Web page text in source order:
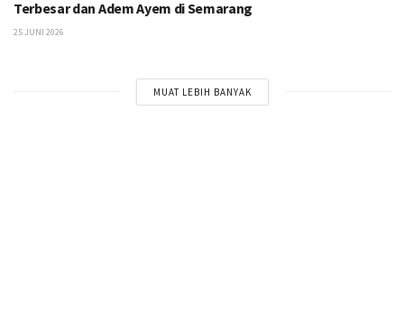
Terbesar dan Adem Ayem di Semarang
25 JUNI 2026
MUAT LEBIH BANYAK